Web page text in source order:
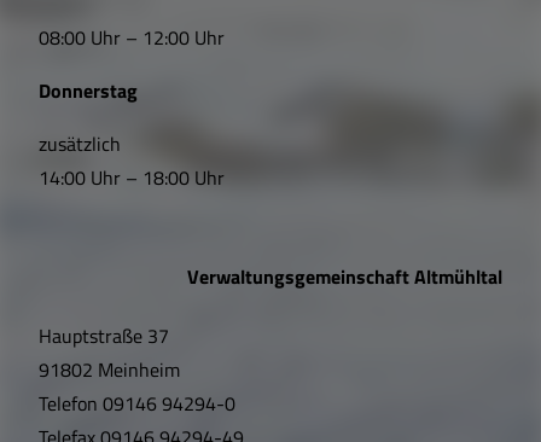
n
k
s
f
n
08:00 Uhr – 12:00 Uhr
Donnerstag
zusätzlich
14:00 Uhr – 18:00 Uhr
Verwaltungsgemeinschaft Altmühltal
Hauptstraße 37
91802 Meinheim
Telefon 09146 94294-0